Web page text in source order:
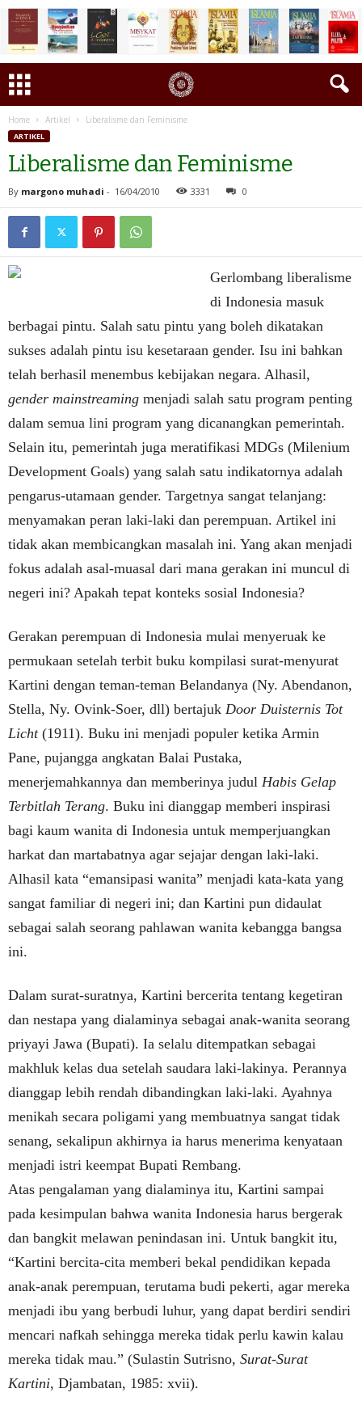
Home Artikel Liberalisme dan Feminisme
ARTIKEL
Liberalisme dan Feminisme
By margono muhadi - 16/04/2010 3331 0
Gerlombang liberalisme
di Indonesia masuk
berbagai pintu. Salah satu pintu yang boleh dikatakan
sukses adalah pintu isu kesetaraan gender. Isu ini bahkan
telah berhasil menembus kebijakan negara. Alhasil,
gender mainstreaming menjadi salah satu program penting
dalam semua lini program yang dicanangkan pemerintah.
Selain itu, pemerintah juga meratifikasi MDGs (Milenium
Development Goals) yang salah satu indikatornya adalah
pengarus-utamaan gender. Targetnya sangat telanjang:
menyamakan peran laki-laki dan perempuan. Artikel ini
tidak akan membicangkan masalah ini. Yang akan menjadi
fokus adalah asal-muasal dari mana gerakan ini muncul di
negeri ini? Apakah tepat konteks sosial Indonesia?
Gerakan perempuan di Indonesia mulai menyeruak ke
permukaan setelah terbit buku kompilasi surat-menyurat
Kartini dengan teman-teman Belandanya (Ny. Abendanon,
Stella, Ny. Ovink-Soer, dll) bertajuk Door Duisternis Tot
Licht(1911). Buku ini menjadi populer ketika Armin
Pane, pujangga angkatan Balai Pustaka,
menerjemahkannya dan memberinya judul Habis Gelap
Terbitlah Terang. Buku ini dianggap memberi inspirasi
bagi kaum wanita di Indonesia untuk memperjuangkan
harkat dan martabatnya agar sejajar dengan laki-laki.
Alhasil kata “emansipasi wanita” menjadi kata-kata yang
sangat familiar di negeri ini; dan Kartini pun didaulat
sebagai salah seorang pahlawan wanita kebangga bangsa
ini.
Dalam surat-suratnya, Kartini bercerita tentang kegetiran
dan nestapa yang dialaminya sebagai anak-wanita seorang
priyayi Jawa (Bupati). Ia selalu ditempatkan sebagai
makhluk kelas dua setelah saudara laki-lakinya. Perannya
dianggap lebih rendah dibandingkan laki-laki. Ayahnya
menikah secara poligami yang membuatnya sangat tidak
senang, sekalipun akhirnya ia harus menerima kenyataan
menjadi istri keempat Bupati Rembang.
Atas pengalaman yang dialaminya itu, Kartini sampai
pada kesimpulan bahwa wanita Indonesia harus bergerak
dan bangkit melawan penindasan ini. Untuk bangkit itu,
“Kartini bercita-cita memberi bekal pendidikan kepada
anak-anak perempuan, terutama budi pekerti, agar mereka
menjadi ibu yang berbudi luhur, yang dapat berdiri sendiri
mencari nafkah sehingga mereka tidak perlu kawin kalau
mereka tidak mau.” (Sulastin Sutrisno, Surat-Surat
Kartini, Djambatan, 1985: xvii).